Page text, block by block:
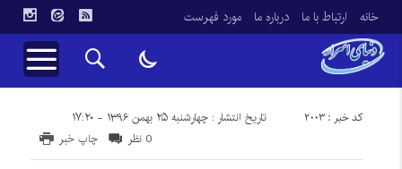
خانه ارتباط با ما درباره ما مورد فهرست
تاریخ انتشار : چهارشنبه ۲۵ بهمن ۱۳۹۶ - ۱۷:۲۰ کد خبر : 2003
چاپ خبر 0 نظر